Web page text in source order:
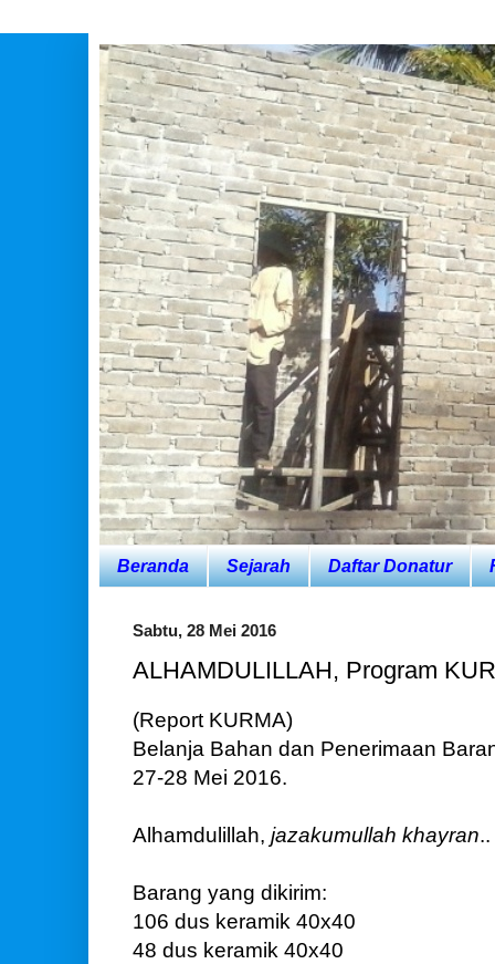
Beranda Sejarah Daftar Donatur
Sabtu, 28 Mei 2016
ALHAMDULILLAH, Program
(Report KURMA)
Belanja Bahan dan Penerimaan
27-28 Mei 2016.
Alhamdulillah, jazakumullah khayran..
Barang yang dikirim:
106 dus keramik 40x40
48 dus keramik 40x40